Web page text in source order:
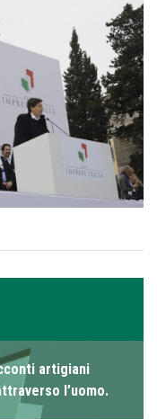
artigiani
l’uomo.